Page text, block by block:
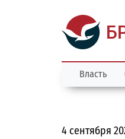
Власть
4 сентября